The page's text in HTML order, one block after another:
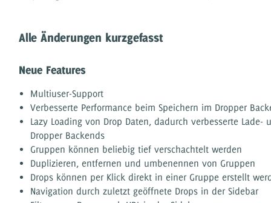
Alle Änderungen kurzgefasst
Neue Features
Multiuser-Support
Verbesserte Performance beim Speichern im Dropper
Lazy Loading von Drop Daten, dadurch verbesserte Lade-
Dropper Backends
Gruppen können beliebig tief verschachtelt werden
Duplizieren, entfernen und umbenennen von Gruppen
Drops können per Klick direkt in einer Gruppe erstellt
Navigation durch zuletzt geöffnete Drops in der Sidebar